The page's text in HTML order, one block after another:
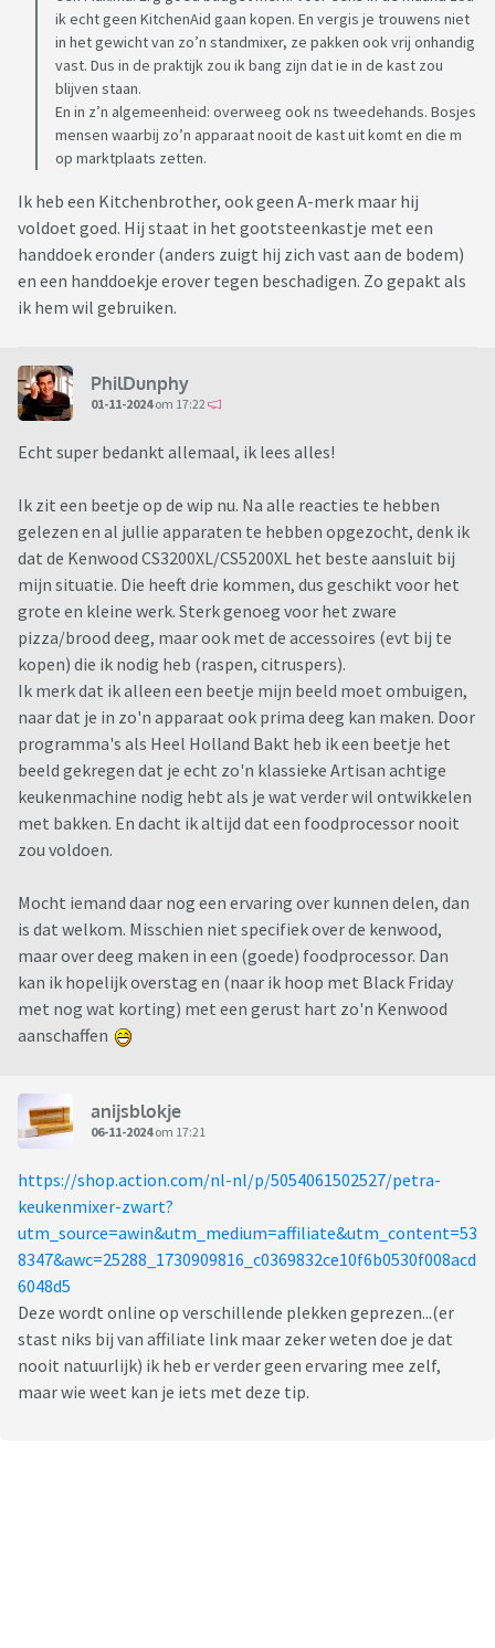
Ik rasp ongeveer 1x per week (jonge) kaas. Ik kan nog
aan een raspmolen denken hiervoor, maar het zou
mooi zijn als dit wel kan.
Ik maak af en toe mijn eigen curry/pesto, waarvoor ik
dan kleine hoeveelheden moet hakken en malen. Ik
heb daarvoor zo'n extra kleine hakmolen nodig denk
blijven liggen. Ik vond het best frustrerend dat dit in
mijn oude machine niet goed lukte dus dit mag wel
prioriteit zijn. Maar in alle recensies gaat het vooral
om het hakken van grotere hoeveelheden groenten..
Ik maak vaak smoothies, soep en sauzen. Hiervoor heb
geweldig vind, dus daarin ben ik voorzien!
Ik wil ingrediënten kunnen mengen, waaronder
gehakt, want dat vind ik met de hand echt een rotklus.
Ik wil taartbeslag of pannekoekenbeslag kunnen
Ik maak af en toe verse jus d'orange. Geen hoge
prioriteit, maar wel een pré als er een opzetstuk te
koop is voor een citruspers.
Ik zou graag willen experimenteren met zelf
pizzadeeg of brooddeeg maken. Dat lukte uiteraard
niet met mijn plastic exemplaar. Hij moet dus sterk
genoeg zijn hiervoor en het deeg moet mooi gekneed
worden. Tegelijkertijd denk ik niet dat ik dit vaker dan
1x per maand ga doen. Ik lees vaak dat mensen zeggen
dat hun machine er sterk genoeg voor is, maar niet hoe
goed hij het dan doet. In sommige video's zie je het
deeg 'omhoog lopen' langs de haken of gaat het
apparaat enorm hoog piepen of schudden als hij zo
hard moet werken.
Ik heb geen plek op mijn aanrechtblad, dus het uiterlijk is
niet belangrijk, maar het gewicht wel enigszins. Ik heb wel
plek in mijn keukenkastje.
Mijn budget ligt rond de 500/600 euro.
ik echt geen KitchenAid gaan kopen. En vergis je trouwens niet
in het gewicht van zo’n standmixer, ze pakken ook vrij onhandig
vast. Dus in de praktijk zou ik bang zijn dat ie in de kast zou
blijven staan.
En in z’n algemeenheid: overweeg ook ns tweedehands. Bosjes
mensen waarbij zo’n apparaat nooit de kast uit komt en die m
op marktplaats zetten.
Ik heb een Kitchenbrother, ook geen A-merk maar hij
voldoet goed. Hij staat in het gootsteenkastje met een
handdoek eronder (anders zuigt hij zich vast aan de bodem)
en een handdoekje erover tegen beschadigen. Zo gepakt als
ik hem wil gebruiken.
PhilDunphy
01-11-2024om 17:22
Echt super bedankt allemaal, ik lees alles!
Ik zit een beetje op de wip nu. Na alle reacties te hebben
gelezen en al jullie apparaten te hebben opgezocht, denk ik
dat de Kenwood CS3200XL/CS5200XL het beste aansluit bij
mijn situatie. Die heeft drie kommen, dus geschikt voor het
grote en kleine werk. Sterk genoeg voor het zware
pizza/brood deeg, maar ook met de accessoires (evt bij te
kopen) die ik nodig heb (raspen, citruspers).
Ik merk dat ik alleen een beetje mijn beeld moet ombuigen,
naar dat je in zo'n apparaat ook prima deeg kan maken. Door
programma's als Heel Holland Bakt heb ik een beetje het
beeld gekregen dat je echt zo'n klassieke Artisan achtige
keukenmachine nodig hebt als je wat verder wil ontwikkelen
met bakken. En dacht ik altijd dat een foodprocessor nooit
zou voldoen.
Mocht iemand daar nog een ervaring over kunnen delen, dan
is dat welkom. Misschien niet specifiek over de kenwood,
maar over deeg maken in een (goede) foodprocessor. Dan
kan ik hopelijk overstag en (naar ik hoop met Black Friday
met nog wat korting) met een gerust hart zo'n Kenwood
aanschaffen
anijsblokje
06-11-2024om 17:21
https://shop.action.com/nl-nl/p/5054061502527/petra-
keukenmixer-zwart?
utm_source=awin&utm_medium=affiliate&utm_content=53
8347&awc=25288_1730909816_c0369832ce10f6b0530f008acd
6048d5
Deze wordt online op verschillende plekken geprezen...(er
stast niks bij van affiliate link maar zeker weten doe je dat
nooit natuurlijk) ik heb er verder geen ervaring mee zelf,
maar wie weet kan je iets met deze tip.